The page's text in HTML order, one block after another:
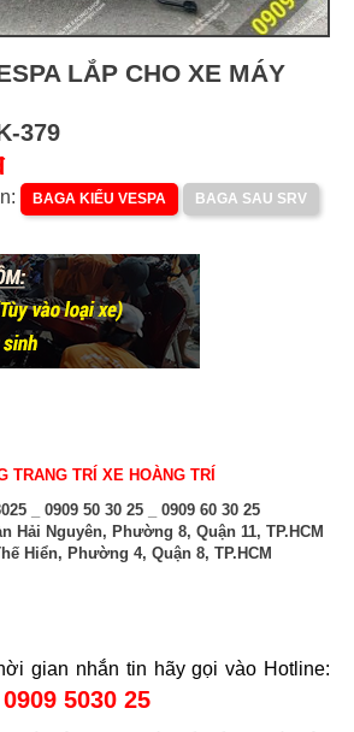
LẮP CHO XE MÁY
379
BAGA KIỂU VESPA
BAGA SAU SRV
TRANG TRÍ XE HOÀNG TRÍ
_ 0909 50 30 25 _ 0909 60 30 25
Hải Nguyên, Phường 8, Quận 11, TP.HCM
Hiển, Phường 4, Quận 8, TP.HCM
gian nhắn tin hãy gọi vào Hotline:
0909 5030 25